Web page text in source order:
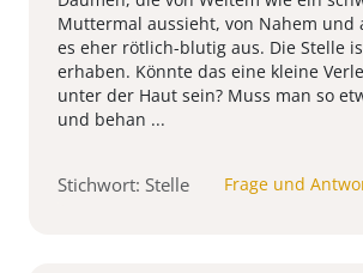
Muttermal aussieht, von Nahem und
es eher rötlich-blutig aus. Die Stelle
erhaben. Könnte das eine kleine
unter der Haut sein? Muss man so
und behan ...
Stichwort: Stelle Frage und